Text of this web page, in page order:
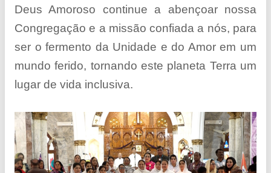
Deus Amoroso continue a abençoar nossa
Congregação e a missão confiada a nós, para
ser o fermento da Unidade e do Amor em um
mundo ferido, tornando este planeta Terra um
lugar de vida inclusiva.